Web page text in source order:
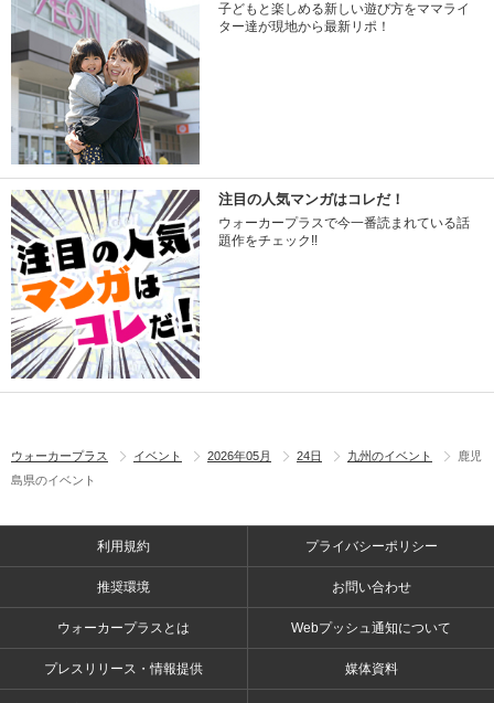
子どもと楽しめる新しい遊び方をママライ
ター達が現地から最新リポ！
注目の人気マンガはコレだ！
ウォーカープラスで今一番読まれている話
題作をチェック!!
ウォーカープラス イベント 2026年05月 24日 九州のイベント
鹿児
島県のイベント
利用規約 プライバシーポリシー
推奨環境 お問い合わせ
ウォーカープラスとは Webプッシュ通知について
プレスリリース・情報提供 媒体資料